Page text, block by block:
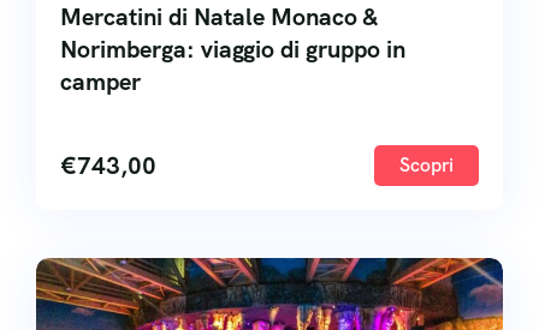
Mercatini di Natale Monaco &
Norimberga: viaggio di gruppo in
camper
€743,00 Scopri